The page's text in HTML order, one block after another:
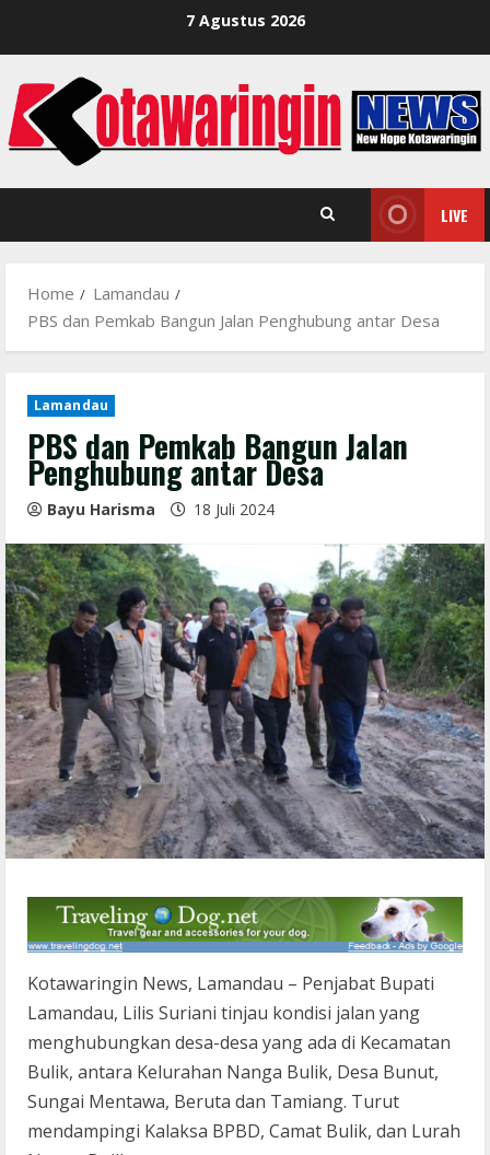
7 Agustus 2026
LIVE
Home
Lamandau
PBS dan Pemkab Bangun Jalan Penghubung antar Desa
Lamandau
PBS dan Pemkab Bangun Jalan
Penghubung antar Desa
Bayu Harisma 18 Juli 2024
Kotawaringin News, Lamandau – Penjabat Bupati
Lamandau, Lilis Suriani tinjau kondisi jalan yang
menghubungkan desa-desa yang ada di Kecamatan
Bulik, antara Kelurahan Nanga Bulik, Desa Bunut,
Sungai Mentawa, Beruta dan Tamiang. Turut
mendampingi Kalaksa BPBD, Camat Bulik, dan Lurah